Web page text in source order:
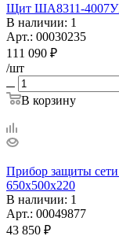
Щит ША8311-
В наличии: 1
Арт.: 00030235
111 090 ₽
/шт
В корзину
Прибор защиты
650x500x220
В наличии: 1
Арт.: 00049877
43 850 ₽